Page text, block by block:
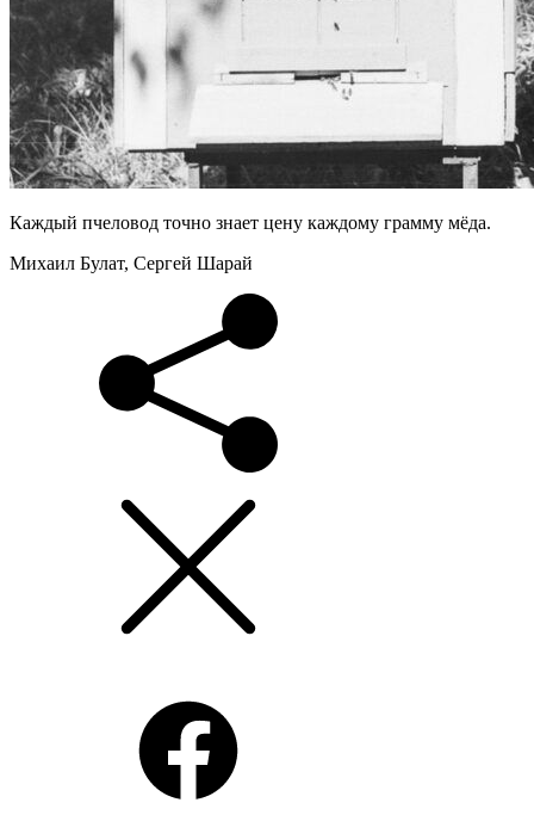
Каждый пчеловод точно знает цену каждому грамму мёда.
Михаил Булат, Сергей Шарай